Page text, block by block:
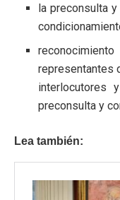
la preconsulta
representantes
interlocutores
preconsulta y
Lea también: